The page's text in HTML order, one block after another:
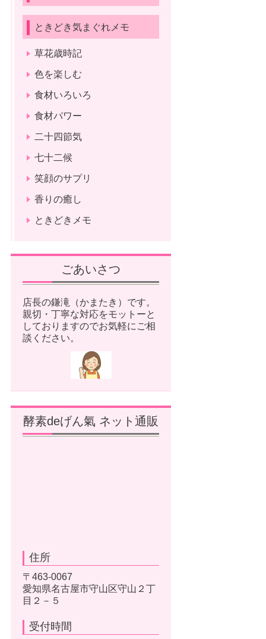
ときどき気まぐれメモ
草花歳時記
色を楽しむ
食材いろいろ
食材パワー
二十四節気
七十二候
笑顔のサプリ
香りの癒し
ときどきメモ
ごあいさつ
店長の鎌滝（かまたき）です。
親切・丁寧な対応をモットーと
しておりますのでお気軽にご相
談ください。
酵素deげん氣 ネット通販
住所
〒463-0067
愛知県名古屋市守山区守山２丁
目２－５
受付時間